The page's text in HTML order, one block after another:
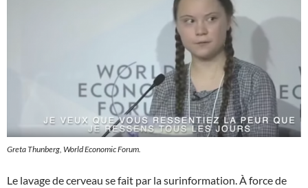
Greta Thunberg, World Economic Forum.
Le lavage de cerveau se fait par la surinformation. À force de